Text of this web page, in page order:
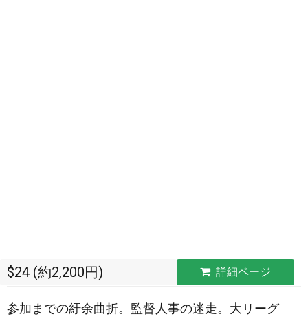
$24 (約2,200円) 詳細ページ
参加までの紆余曲折。監督人事の迷走。大リーグ